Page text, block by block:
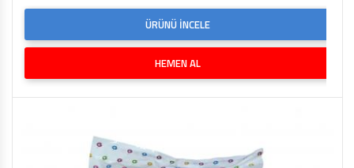
ÜRÜNÜ İNCELE
HEMEN AL